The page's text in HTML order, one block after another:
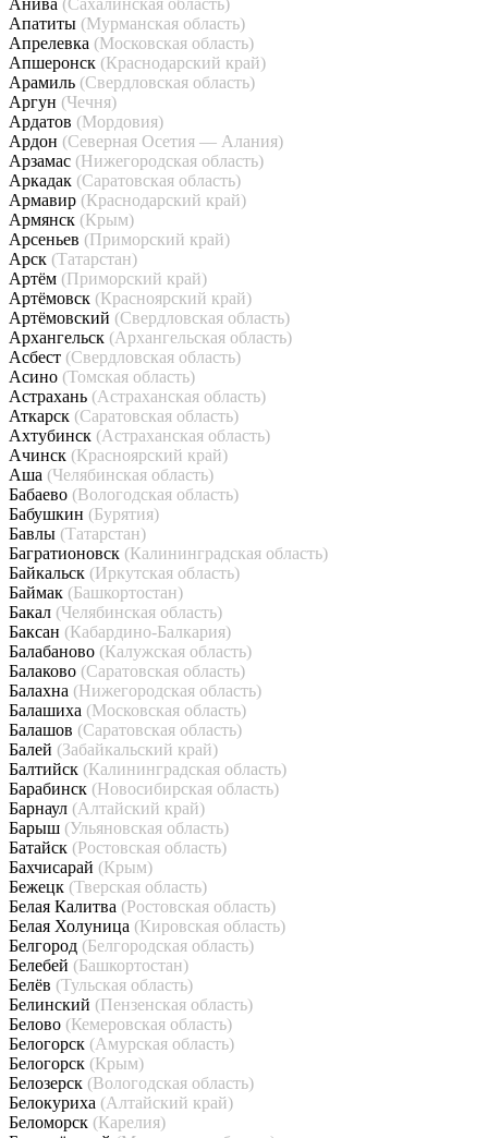
Анива (Сахалинская область)
Апатиты (Мурманская область)
Апрелевка (Московская область)
Апшеронск (Краснодарский край)
Арамиль (Свердловская область)
Аргун (Чечня)
Ардатов (Мордовия)
Ардон (Северная Осетия — Алания)
Арзамас (Нижегородская область)
Аркадак (Саратовская область)
Армавир (Краснодарский край)
Армянск (Крым)
Арсеньев (Приморский край)
Арск (Татарстан)
Артём (Приморский край)
Артёмовск (Красноярский край)
Артёмовский (Свердловская область)
Архангельск (Архангельская область)
Асбест (Свердловская область)
Асино (Томская область)
Астрахань (Астраханская область)
Аткарск (Саратовская область)
Ахтубинск (Астраханская область)
Ачинск (Красноярский край)
Аша (Челябинская область)
Бабаево (Вологодская область)
Бабушкин (Бурятия)
Бавлы (Татарстан)
Багратионовск (Калининградская область)
Байкальск (Иркутская область)
Баймак (Башкортостан)
Бакал (Челябинская область)
Баксан (Кабардино-Балкария)
Балабаново (Калужская область)
Балаково (Саратовская область)
Балахна (Нижегородская область)
Балашиха (Московская область)
Балашов (Саратовская область)
Балей (Забайкальский край)
Балтийск (Калининградская область)
Барабинск (Новосибирская область)
Барнаул (Алтайский край)
Барыш (Ульяновская область)
Батайск (Ростовская область)
Бахчисарай (Крым)
Бежецк (Тверская область)
Белая Калитва (Ростовская область)
Белая Холуница (Кировская область)
Белгород (Белгородская область)
Белебей (Башкортостан)
Белёв (Тульская область)
Белинский (Пензенская область)
Белово (Кемеровская область)
Белогорск (Амурская область)
Белогорск (Крым)
Белозерск (Вологодская область)
Белокуриха (Алтайский край)
Беломорск (Карелия)